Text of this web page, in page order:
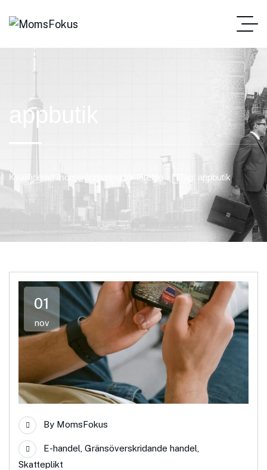
appbutik
Kvalificerad momsrådgivning för företag Tag: appbutik
01
nov
By MomsFokus
E-handel, Gränsöverskridande handel,
Skatteplikt